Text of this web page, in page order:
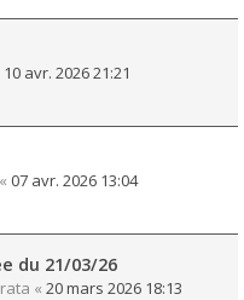
10 avr. 2026 21:21
« 07 avr. 2026 13:04
du 21/03/26
« 20 mars 2026 18:13